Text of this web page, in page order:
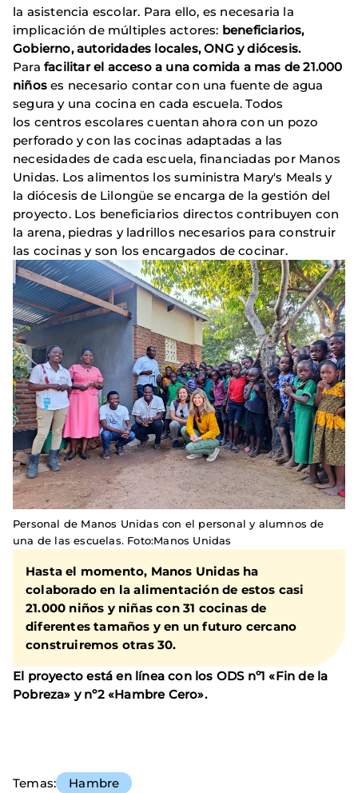
la asistencia escolar. Para ello, es necesaria la
implicación de múltiples actores: beneficiarios,
Gobierno, autoridades locales, ONG y diócesis.
Para facilitar el acceso a una comida a mas de 21.000
niños es necesario contar con una fuente de agua
segura y una cocina en cada escuela. Todos
los centros escolares cuentan ahora con un pozo
perforado y con las cocinas adaptadas a las
necesidades de cada escuela, financiadas por Manos
Unidas. Los alimentos los suministra Mary's Meals y
la diócesis de Lilongüe se encarga de la gestión del
proyecto. Los beneficiarios directos contribuyen con
la arena, piedras y ladrillos necesarios para construir
las cocinas y son los encargados de cocinar.
Personal de Manos Unidas con el personal y alumnos de
una de las escuelas. Foto:Manos Unidas
Hasta el momento, Manos Unidas ha
colaborado en la alimentación de estos casi
21.000 niños y niñas con 31 cocinas de
diferentes tamaños y en un futuro cercano
construiremos otras 30.
El proyecto está en línea con los ODS nº1 «Fin de la
Pobreza» y nº2 «Hambre Cero».
Temas Hambre